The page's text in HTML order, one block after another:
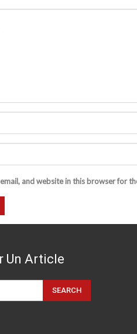
and website in this browser for
Un Article